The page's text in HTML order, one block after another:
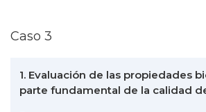
Caso 3
1. Evaluación de las propiedades
parte fundamental de la calidad